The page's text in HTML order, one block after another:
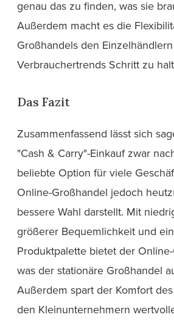
genau das zu finden, was sie
Außerdem macht es die
Großhandels den
Verbrauchertrends Schritt zu
Das Fazit
Zusammenfassend lässt sich
"Cash & Carry"-Einkauf zwar
beliebte Option für viele
Online-Großhandel jedoch
bessere Wahl darstellt. Mit
größerer Bequemlichkeit und
Produktpalette bietet der
was der stationäre Großhandel
Außerdem spart der Komfort
den Kleinunternehmern